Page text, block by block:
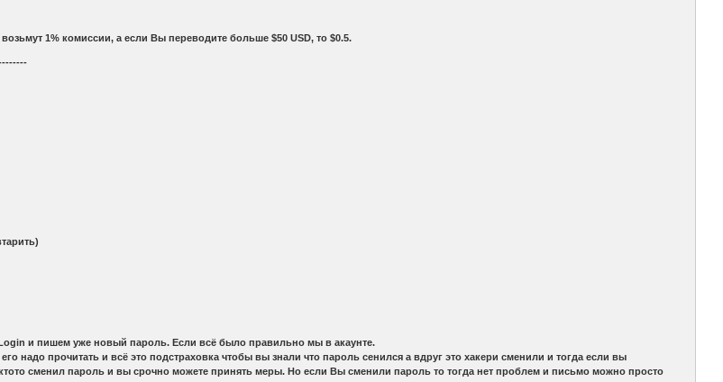
1% комиссии, а если Вы переводите больше $50 USD, то $0.5.
и пишем уже новый пароль. Если всё было правильно мы в акаунте.
надо прочитать и всё это подстраховка чтобы вы знали что пароль сенился а вдруг это хакери сменили и тогда если вы
сменил пароль и вы срочно можете принять меры. Но если Вы сменили пароль то тогда нет проблем и письмо можно просто